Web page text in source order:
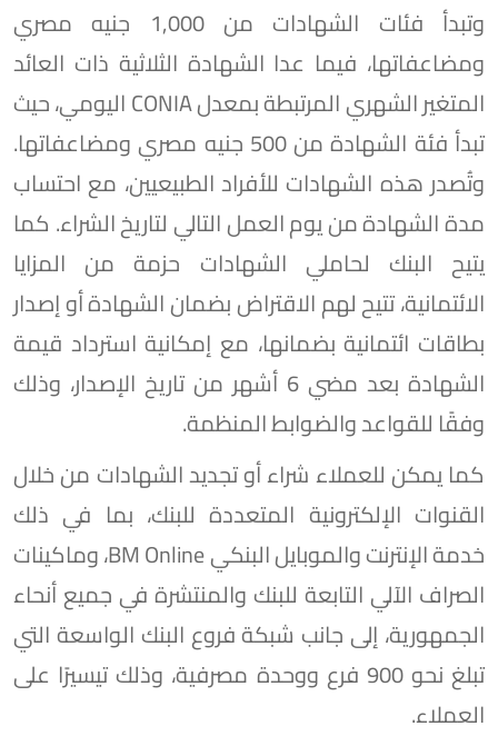
وتبدأ فئات الشهادات من 1,000 جنيه مصري
ومضاعفاتها، فيما عدا الشهادة الثلاثية ذات العائد
المتغير الشهري المرتبطة بمعدل CONIA اليومي، حيث
تبدأ فئة الشهادة من 500 جنيه مصري ومضاعفاتها.
وتُصدر هذه الشهادات للأفراد الطبيعيين، مع احتساب
مدة الشهادة من يوم العمل التالي لتاريخ الشراء. كما
يتيح البنك لحاملي الشهادات حزمة من المزايا
الائتمانية، تتيح لهم الاقتراض بضمان الشهادة أو إصدار
بطاقات ائتمانية بضمانها، مع إمكانية استرداد قيمة
الشهادة بعد مضي 6 أشهر من تاريخ الإصدار، وذلك
وفقًا للقواعد والضوابط المنظمة.
كما يمكن للعملاء شراء أو تجديد الشهادات من خلال
القنوات الإلكترونية المتعددة للبنك، بما في ذلك
خدمة الإنترنت والموبايل البنكي BM Online، وماكينات
الصراف الآلي التابعة للبنك والمنتشرة في جميع أنحاء
الجمهورية، إلى جانب شبكة فروع البنك الواسعة التي
تبلغ نحو 900 فرع ووحدة مصرفية، وذلك تيسيرًا على
العملاء.